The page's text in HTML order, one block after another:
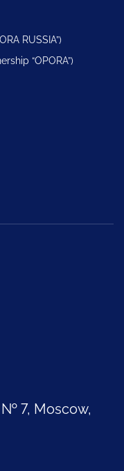
RUSSIA”)
“OPORA”)
7, Moscow,